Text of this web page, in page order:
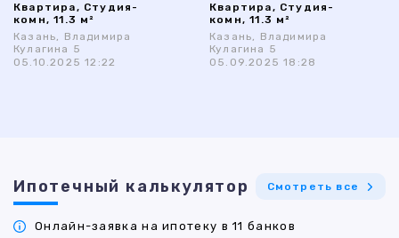
Квартира, Студия-
комн, 11.3 м²
Казань, Владимира
Кулагина 5
05.10.2025 12:22
Квартира, Студия-
комн, 11.3 м²
Казань, Владимира
Кулагина 5
05.09.2025 18:28
Ипотечный калькулятор Смотреть все
Онлайн-заявка на ипотеку в 11 банков